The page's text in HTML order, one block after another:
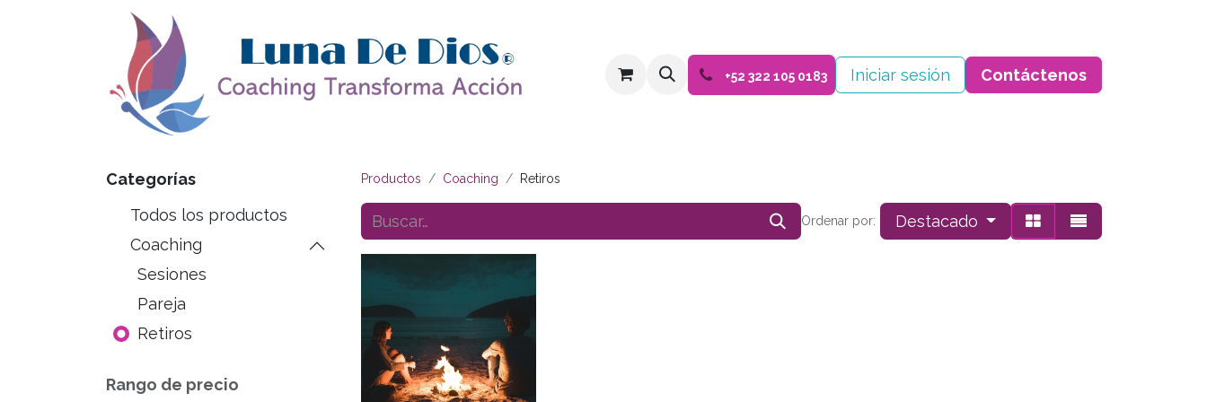
Tienda Eventos Blog Cursos Cita Contáctenos
+52 322 105 0183 Iniciar sesión ​Contáctenos
Categorías
Todos los productos
Coaching
Sesiones
Pareja
Retiros
Rango de precio
Productos Coaching Retiros
Ordenar por: Destacado